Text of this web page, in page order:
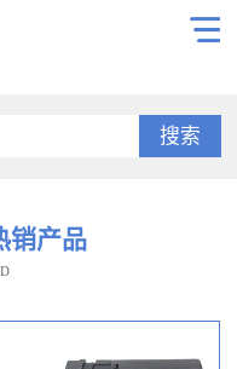
搜索
销产品